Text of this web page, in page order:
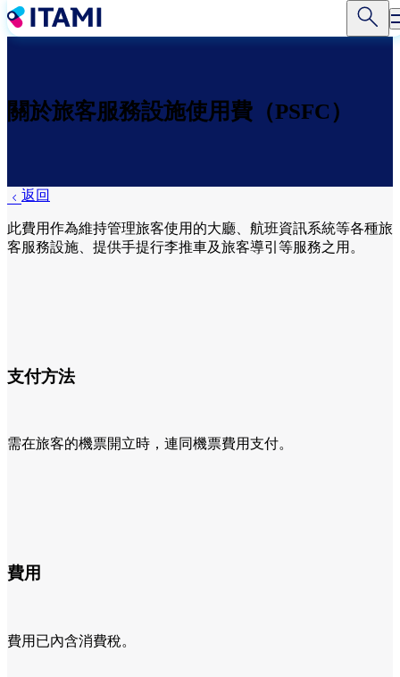
移
至
關於旅客服務設施使用費（PSFC）
返回
此費用作為維持管理旅客使用的大廳、航班資訊系統等各種旅
客服務設施、提供手提行李推車及旅客導引等服務之用。
支付方法
需在旅客的機票開立時，連同機票費用支付。
費用
費用已內含消費稅。